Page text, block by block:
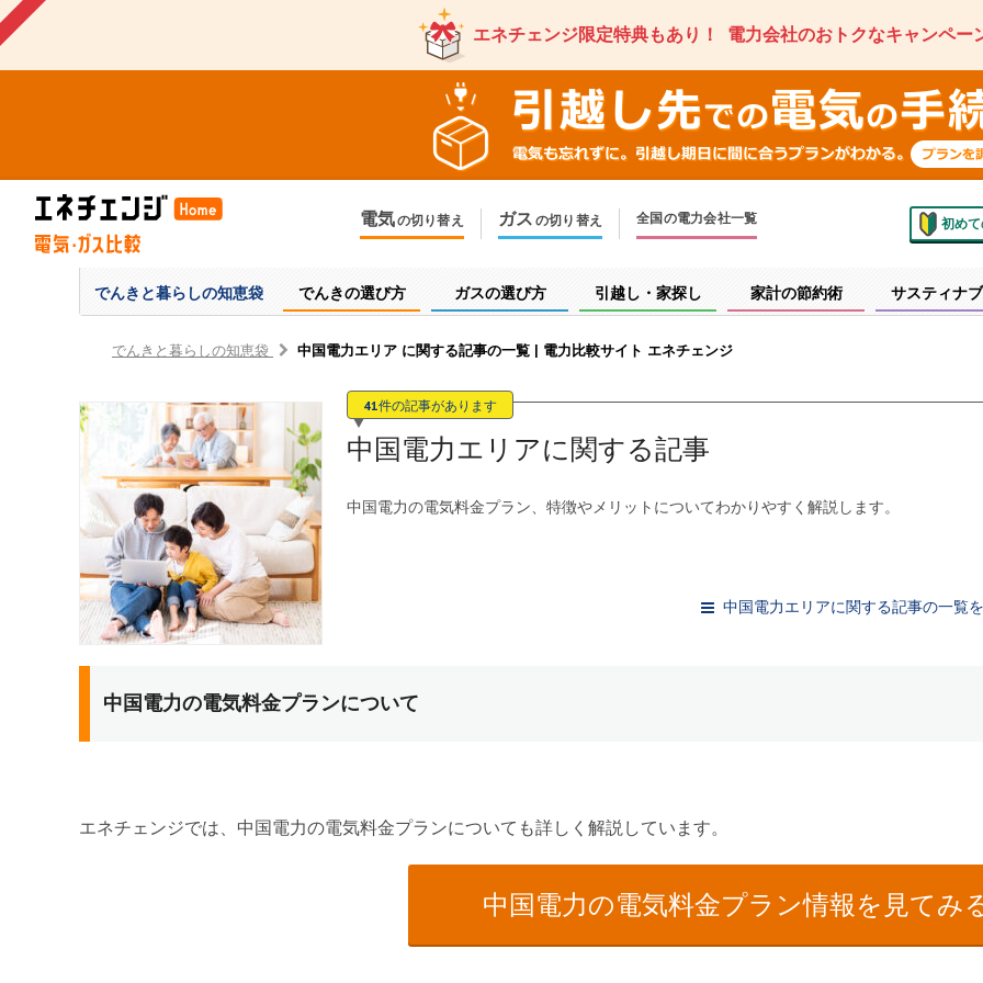
エネチェンジ限定特典もあり！ 電力会社のおトクなキャンペー
電気の切り替え
引越しで新しく申し込み
ガス の切り替え
引越しで新しく申し込み
全国の電力会社一覧 初め
でんきと暮らしの知恵袋 でんきの選び方 ガスの選び方 引越し・家探し 家計の節約術 サスティナ
でんきと暮らしの知恵袋 中国電力エリア に関する記事の一覧 | 電力比較サイト エネチェンジ
中国電力エリアに関する記事
41件の記事があります
中国電力の電気料金プラン、特徴やメリットについてわかりやすく解説します。
中国電力エリアに関する記事の一覧
中国電力の電気料金プランについて
エネチェンジでは、中国電力の電気料金プランについても詳しく解説しています。
中国電力の電気料金プラン情報を見てみ